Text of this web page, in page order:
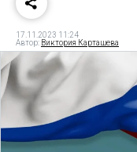
17.11.2023 11:24
Автор: Виктория Карташева